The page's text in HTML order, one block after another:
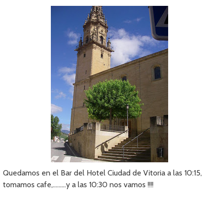
Quedamos en el Bar del Hotel Ciudad de Vitoria a las 10:15,
tomamos cafe,………y a las 10:30 nos vamos !!!!